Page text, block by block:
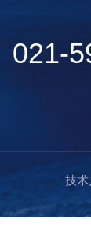
021-
技术